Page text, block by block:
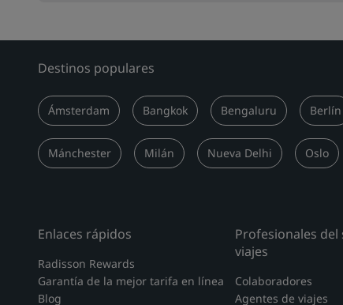
Destinos populares
Ámsterdam Bangkok Bengaluru Berlín
Mánchester Milán Nueva Delhi Oslo
Enlaces rápidos
Radisson Rewards
Garantía de la mejor tarifa en línea
Blog
Profesionales del
viajes
Colaboradores
Agentes de viajes